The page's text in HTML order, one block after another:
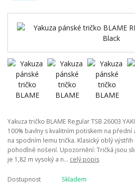
Yakuza tričko BLAME Regular TSB 26003
100% bavlny s kvalitním potiskem na přední
na spodním lemu trička. Klasický oblý
pohodlné nošení. Upozornění: Tričká jsou
je 1,82 m vysoký a n... celý popis
Dostupnost
Skladem